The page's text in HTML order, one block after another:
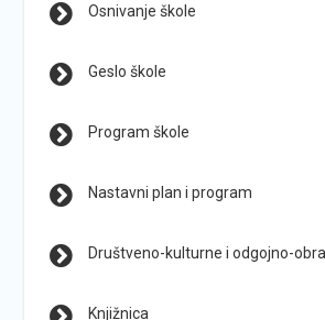
Osnivanje škole
Geslo škole
Program škole
Nastavni plan i program
Društveno-kulturne i odgojno-
Knjižnica